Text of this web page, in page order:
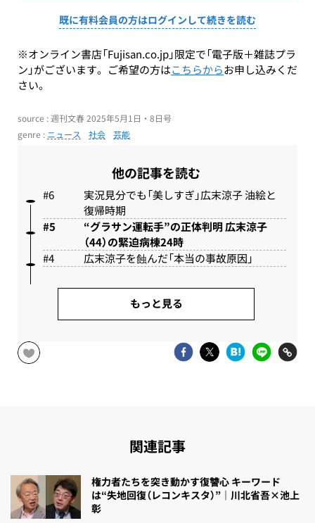
既に有料会員の方はログインして続きを読む
※オンライン書店「Fujisan.co.jp」限定で「電子版＋雑誌プラ
ン」がございます。ご希望の方はこちらからお申し込みくだ
さい。
source : 週刊文春 2025年5月1日・8日号
genre : ニュース 社会 芸能
他の記事を読む
実況見分でも「美しすぎ」広末涼子 油絵と
復帰時期
“グラサン運転手”の正体判明 広末涼子
（44）の緊迫病棟24時
広末涼子を蝕んだ「本当の事故原因」
もっと見る
関連記事
権力者たちを突き動かす復讐心 キーワード
は“失地回復（レコンキスタ）”｜川北省吾×池上
彰